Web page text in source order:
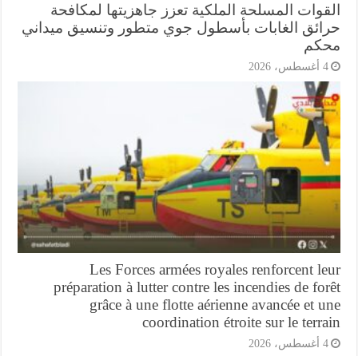
المسلحة الملكية تعزز جاهزيتها لمكافحة
الغابات بأسطول جوي متطور وتنسيق ميداني
Les Forces armées royales renforcent
préparation à lutter contre les incendies de
grâce à une flotte aérienne avancée et
coordination étroite sur le